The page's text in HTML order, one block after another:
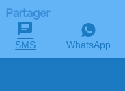
Partager
SMS WhatsApp